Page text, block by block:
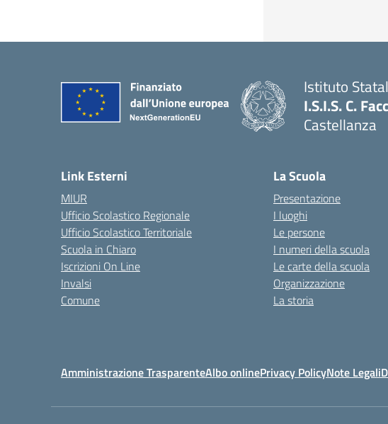
Istituto
I.S.I.S. C.
Castellanza
Link Esterni
MIUR
Ufficio Scolastico Regionale
Ufficio Scolastico Territoriale
Scuola in Chiaro
Iscrizioni On Line
Invalsi
Comune
La Scuola
Presentazione
I luoghi
Le persone
I numeri della scuola
Le carte della scuola
Organizzazione
La storia
Amministrazione TrasparenteAlbo onlinePrivacy PolicyNote Legali